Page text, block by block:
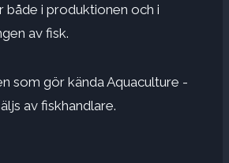
både i produktionen och i
av fisk.
som gör kända Aquaculture -
av fiskhandlare.